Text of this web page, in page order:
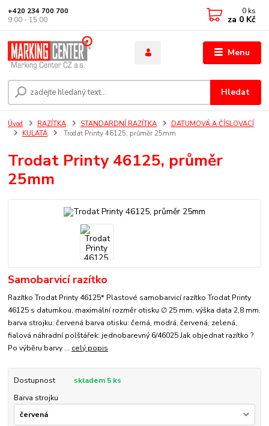
Menu
Hledat
+420 234 700 700
9:00 - 15:00
0 ks
za 0 Kč
Úvod RAZÍTKA STANDARDNÍ RAZÍTKA
DATUMOVÁ A ČÍSLOVACÍ
KULATÁ
Trodat Printy 46125, průměr 25mm
Trodat Printy 46125, průměr
25mm
Samobarvicí razítko
Razítko Trodat Printy 46125* Plastové samobarvicí razítko Trodat Printy
46125 s datumkou, maximální rozměr otisku ∅ 25 mm, výška data 2,8 mm.
barva strojku: červená barva otisku: černá, modrá, červená, zelená,
fialová náhradní polštářek: jednobarevný 6/46025 Jak objednat razítko ?
Po výběru barvy ... celý popis
Dostupnost
skladem 5 ks
Barva strojku